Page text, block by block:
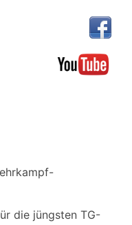
die jüngsten TG-